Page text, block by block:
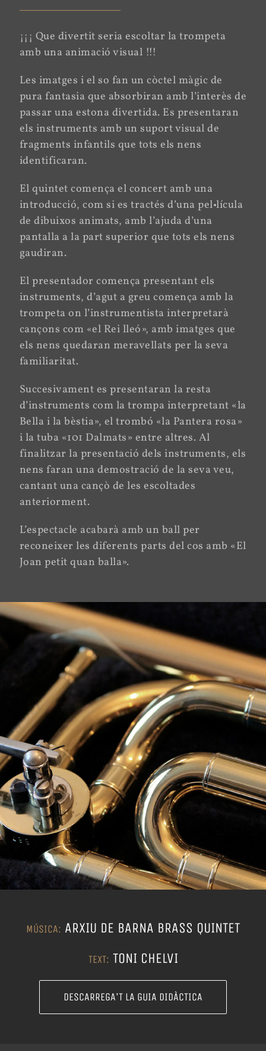
¡¡¡ Que divertit seria escoltar la trompeta
amb una animació visual !!!
Les imatges i el so fan un còctel màgic de
pura fantasia que absorbiran amb l’interès de
passar una estona divertida. Es presentaran
els instruments amb un suport visual de
fragments infantils que tots els nens
identificaran.
El quintet comença el concert amb una
introducció, com si es tractés d’una pel•lícula
de dibuixos animats, amb l’ajuda d’una
pantalla a la part superior que tots els nens
gaudiran.
El presentador comença presentant els
instruments, d’agut a greu comença amb la
trompeta on l’instrumentista interpretarà
cançons com «el Rei lleó», amb imatges que
els nens quedaran meravellats per la seva
familiaritat.
Succesivament es presentaran la resta
d’instruments com la trompa interpretant «la
Bella i la bèstia», el trombó «la Pantera rosa»
i la tuba «101 Dalmats» entre altres. Al
finalitzar la presentació dels instruments, els
nens faran una demostració de la seva veu,
cantant una cançò de les escoltades
anteriorment.
L’espectacle acabarà amb un ball per
reconeixer les diferents parts del cos amb «El
Joan petit quan balla».
MÚSICA: ARXIU DE BARNA BRASS QUINTET
TEXT: TONI CHELVI
DESCARREGA’T LA GUIA DIDÀCTICA